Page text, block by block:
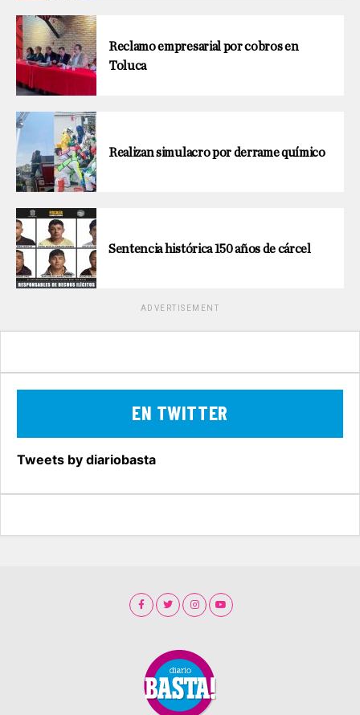
Reclamo empresarial por cobros en
Toluca
Realizan simulacro por derrame químico
Sentencia histórica 150 años de cárcel
ADVERTISEMENT
EN TWITTER
Tweets by diariobasta